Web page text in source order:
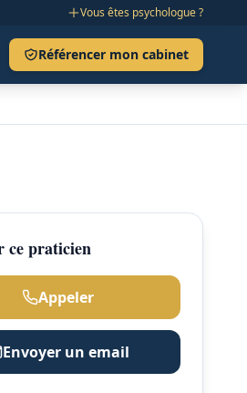
Vous êtes psychologue ?
Référencer mon cabinet
ce praticien
Appeler
Envoyer un email